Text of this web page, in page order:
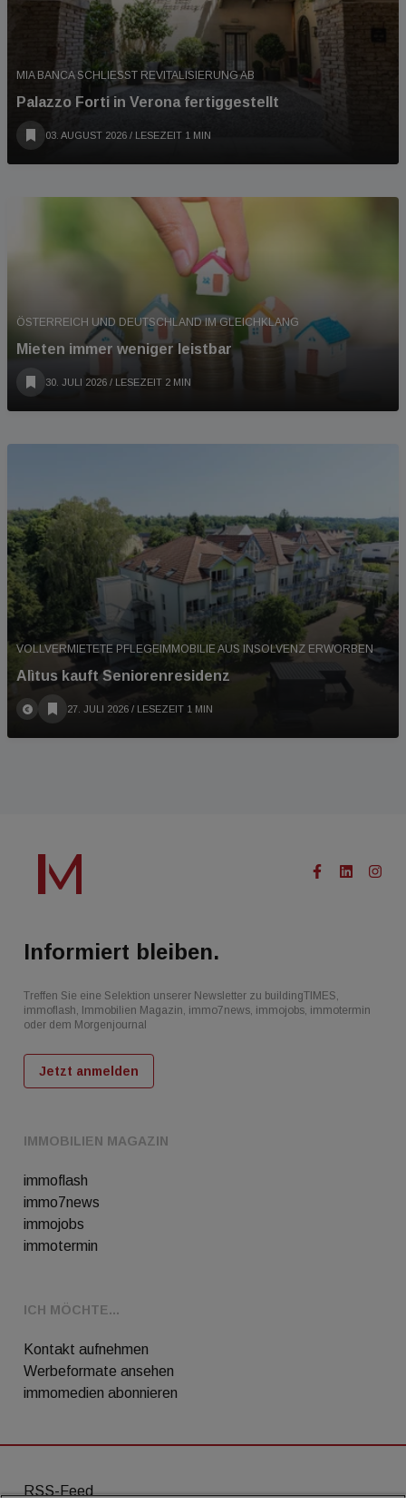
MIA BANCA SCHLIESST REVITALISIERUNG AB
Palazzo Forti in Verona fertiggestellt
03. AUGUST 2026 / LESEZEIT 1 MIN
ÖSTERREICH UND DEUTSCHLAND IM GLEICHKLANG
Mieten immer weniger leistbar
30. JULI 2026 / LESEZEIT 2 MIN
VOLLVERMIETETE PFLEGEIMMOBILIE AUS INSOLVENZ ERWORBEN
Alìtus kauft Seniorenresidenz
27. JULI 2026 / LESEZEIT 1 MIN
IMMOBILIEN MAGAZIN
immoflash
immo7news
immojobs
immotermin
ICH MÖCHTE...
Kontakt aufnehmen
Werbeformate ansehen
immomedien abonnieren
Informiert bleiben.
Treffen Sie eine Selektion unserer Newsletter zu buildingTIMES,
immoflash, Immobilien Magazin, immo7news, immojobs, immotermin
oder dem Morgenjournal
Jetzt anmelden
RSS-Feed